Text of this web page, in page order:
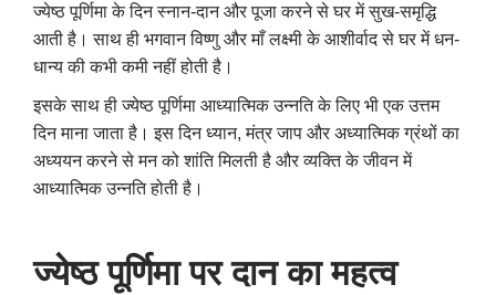
ज्‍येष्‍ठ पूर्णिमा के दिन स्नान-दान और पूजा करने से घर में सुख-समृद्धि
आती है। साथ ही भगवान विष्णु और माँ लक्ष्मी के आशीर्वाद से घर में धन-
धान्य की कभी कमी नहीं होती है।
इसके साथ ही ज्येष्ठ पूर्णिमा आध्यात्मिक उन्नति के लिए भी एक उत्तम
दिन माना जाता है। इस दिन ध्यान, मंत्र जाप और अध्यात्मिक ग्रंथों का
अध्ययन करने से मन को शांति मिलती है और व्यक्ति के जीवन में
आध्यात्मिक उन्नति होती है।
ज्‍येष्‍ठ पूर्णिमा पर दान का महत्व